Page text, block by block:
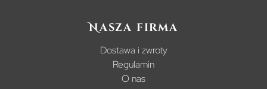
Nasza firma
Dostawa i zwroty
Regulamin
O nas